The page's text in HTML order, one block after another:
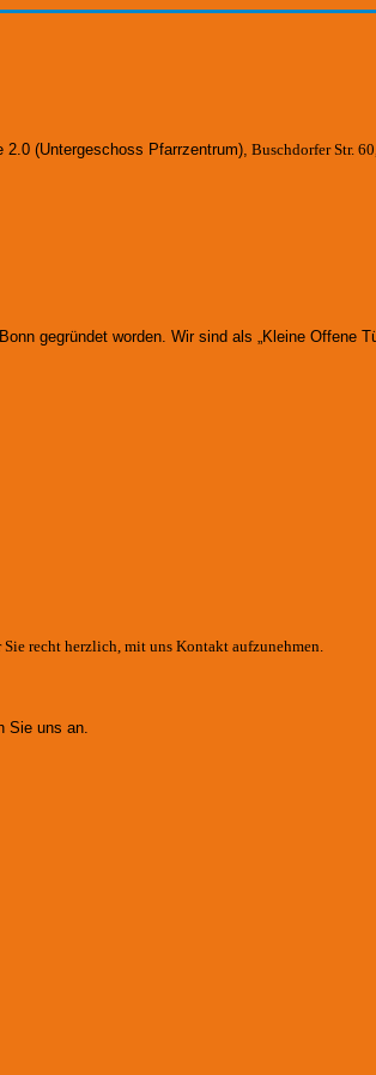
2.0 (Untergeschoss Pfarrzentrum) Buschdorfer Str.
gegründet worden. Wir sind als „Kleine Offene
recht herzlich, mit uns Kontakt aufzunehmen.
Sie uns an.